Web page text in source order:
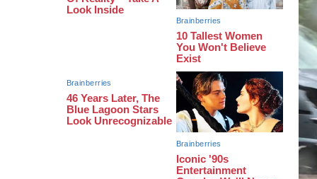
07:23 Уманські міграційники видворили з
країни грузина, який відсидів
термін у колонії
05 СЕРПНЯ 2026, СЕРЕДА
20:28 Наступні два дні на Черкащині
прогнозують пік африканського
“пекла”